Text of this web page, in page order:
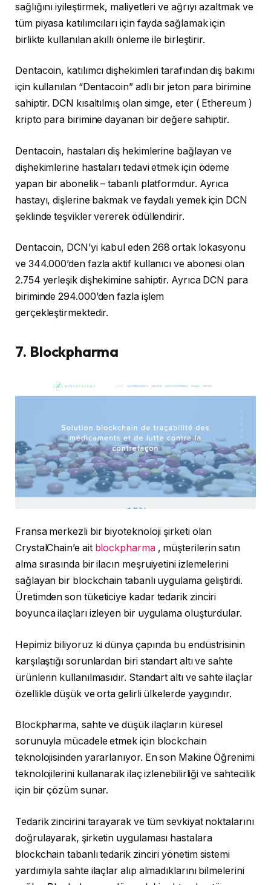
sağlığını iyileştirmek, maliyetleri ve ağrıyı azaltmak ve
tüm piyasa katılımcıları için fayda sağlamak için
birlikte kullanılan akıllı önleme ile birleştirir.
Dentacoin, katılımcı dişhekimleri tarafından diş bakımı
için kullanılan “Dentacoin” adlı bir jeton para birimine
sahiptir. DCN kısaltılmış olan simge, eter ( Ethereum )
kripto para birimine dayanan bir değere sahiptir.
Dentacoin, hastaları diş hekimlerine bağlayan ve
dişhekimlerine hastaları tedavi etmek için ödeme
yapan bir abonelik – tabanlı platformdur. Ayrıca
hastayı, dişlerine bakmak ve faydalı yemek için DCN
şeklinde teşvikler vererek ödüllendirir.
Dentacoin, DCN’yi kabul eden 268 ortak lokasyonu
ve 344.000’den fazla aktif kullanıcı ve abonesi olan
2.754 yerleşik dişhekimine sahiptir. Ayrıca DCN para
biriminde 294.000’den fazla işlem
gerçekleştirmektedir.
7. Blockpharma
Fransa merkezli bir biyoteknoloji şirketi olan
CrystalChain’e ait blockpharma, müşterilerin satın
alma sırasında bir ilacın meşruiyetini izlemelerini
sağlayan bir blockchain tabanlı uygulama geliştirdi.
Üretimden son tüketiciye kadar tedarik zinciri
boyunca ilaçları izleyen bir uygulama oluşturdular.
Hepimiz biliyoruz ki dünya çapında bu endüstrisinin
karşılaştığı sorunlardan biri standart altı ve sahte
ürünlerin kullanılmasıdır. Standart altı ve sahte ilaçlar
özellikle düşük ve orta gelirli ülkelerde yaygındır.
Blockpharma, sahte ve düşük ilaçların küresel
sorunuyla mücadele etmek için blockchain
teknolojisinden yararlanıyor. En son Makine Öğrenimi
teknolojilerini kullanarak ilaç izlenebilirliği ve sahtecilik
için bir çözüm sunar.
Tedarik zincirini tarayarak ve tüm sevkiyat noktalarını
doğrulayarak, şirketin uygulaması hastalara
blockchain tabanlı tedarik zinciri yönetim sistemi
yardımıyla sahte ilaçlar alıp almadıklarını bilmelerini